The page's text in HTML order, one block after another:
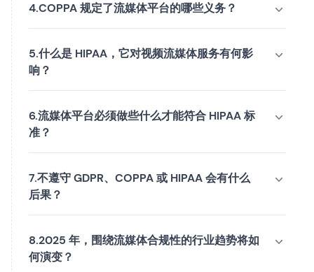
4.COPPA 规定了流媒体平台的哪些义务？
5.什么是 HIPAA，它对视频流媒体服务有何影
响？
6.流媒体平台必须做些什么才能符合 HIPAA 标
准？
7.不遵守 GDPR、COPPA 或 HIPAA 会有什么
后果？
8.2025 年，围绕流媒体合规性的行业趋势将如
何演变？